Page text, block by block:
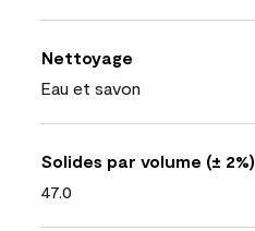
Nettoyage
Eau et savon
Solides par volume (± 2%)
47.0